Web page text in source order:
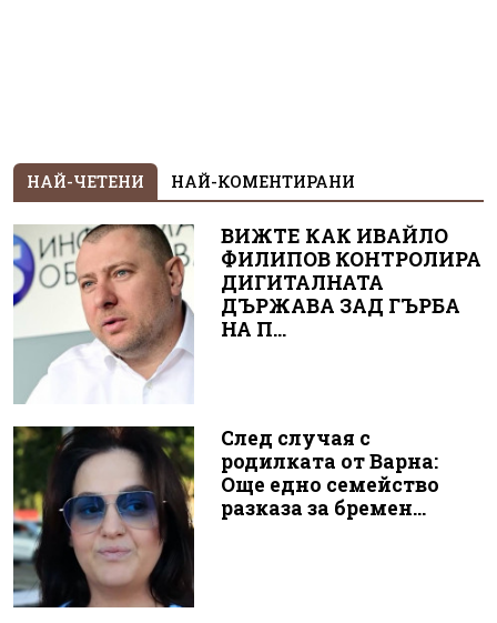
НАЙ-ЧЕТЕНИ НАЙ-КОМЕНТИРАНИ
ВИЖТЕ КАК ИВАЙЛО
ФИЛИПОВ КОНТРОЛИРА
ДИГИТАЛНАТА
ДЪРЖАВА ЗАД ГЪРБА
НА П...
След случая с
родилката от Варна:
Още едно семейство
разказа за бремен...